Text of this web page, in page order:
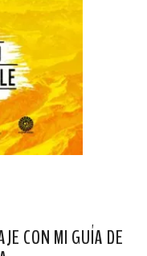
CON MI GUÍA DE